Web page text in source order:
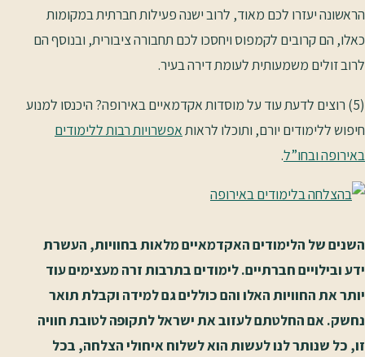
הראשונה יעזרו לכם מאוד, לרוב ישנה פעילות חברתית במקומות
כאלו, הם קרובים לקמפוס ויחסכו לכם תחבורה ציבורית, ובנוסף הם
לרוב זולים משמעותית לעומת דירה בעיר.
(5) רוצים לדעת עוד על מוסדות אקדמאיים באירופה? היכנסו למנוע
חיפוש ללימודים יורם, ותוכלו לראות אפשרויות רבות ללימודים
באירופה ובחו”ל.
השנים של הלימודים האקדמאיים מלאות בחוויות, העשרת
ידע ובילויים חברתיים. לימודים בתרבות זרה מעצימים עוד
יותר את החוויות האלו והם כוללים גם למידה וקבלת תואר
נחשק. אם החלטתם לעזוב את ישראל לתקופה לטובת חוויה
זו, כל שנותר לנו לעשות הוא לשלוח איחולי הצלחה, בכל